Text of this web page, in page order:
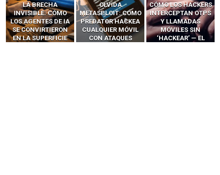
LA BRECHA
INVISIBLE: CÓMO
LOS AGENTES DE IA
SE CONVIRTIERON
EN LA SUPERFICIE
OLVIDA
METASPLOIT: CÓMO
PREDATOR HACKEA
CUALQUIER MÓVIL
CON ATAQUES
CÓMO LOS HACKERS
INTERCEPTAN OTPS
Y LLAMADAS
MÓVILES SIN
‘HACKEAR’ — EL